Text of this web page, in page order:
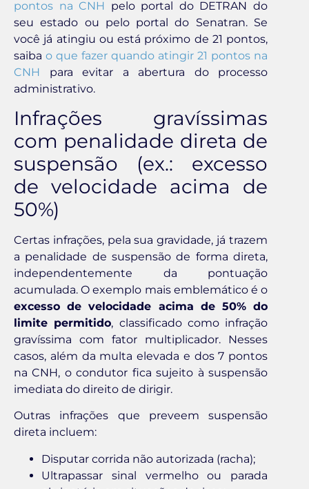
pontos na CNH pelo portal do DETRAN do
seu estado ou pelo portal do Senatran. Se
você já atingiu ou está próximo de 21 pontos,
saiba o que fazer quando atingir 21 pontos na
CNH para evitar a abertura do processo
administrativo.
Infrações gravíssimas
com penalidade direta de
suspensão (ex.: excesso
de velocidade acima de
50%)
Certas infrações, pela sua gravidade, já trazem
a penalidade de suspensão de forma direta,
independentemente da pontuação
acumulada. O exemplo mais emblemático é o
excesso de velocidade acima de 50% do
limite permitido, classificado como infração
gravíssima com fator multiplicador. Nesses
casos, além da multa elevada e dos 7 pontos
na CNH, o condutor fica sujeito à suspensão
imediata do direito de dirigir.
Outras infrações que preveem suspensão
direta incluem:
Disputar corrida não autorizada (racha);
Ultrapassar sinal vermelho ou parada